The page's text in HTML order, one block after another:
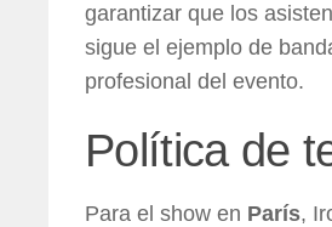
garantizar que los
sigue el ejemplo de
profesional del evento.
Política de
Para el show en París,